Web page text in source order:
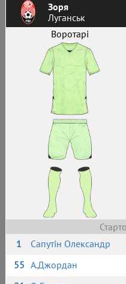
Зоря
Луганськ
Воротарі
1
Сапутін Олександр
55 А.Джордан